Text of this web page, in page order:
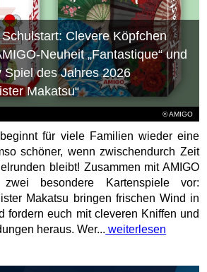
© AMIGO
Clevere Köpfchen
Neuheit „Fantastique“ und
Spiel des Jahres 2026
Makatsu“
für viele Familien wieder eine
schöner, wenn zwischendurch Zeit
bleibt! Zusammen mit AMIGO
besondere Kartenspiele vor:
Makatsu bringen frischen Wind in
fordern euch mit cleveren Kniffen und
heraus. Wer... weiterlesen